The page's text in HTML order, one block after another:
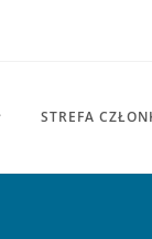
STREFA